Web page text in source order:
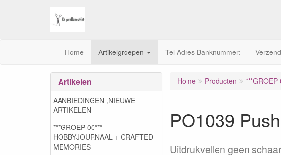
Home Artikelgroepen Tel Adres Banknummer:
Home Producten ***GROEP
PO1039
Uitdrukvellen geen
Artikelen
AANBIEDINGEN ,NIEUWE
ARTIKELEN
***GROEP 00***
HOBBYJOURNAAL + CRAFTED
MEMORIES